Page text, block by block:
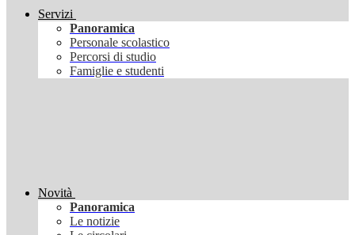
Servizi
Panoramica
Personale scolastico
Percorsi di studio
Famiglie e studenti
Novità
Panoramica
Le notizie